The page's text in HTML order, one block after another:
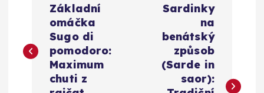
v
Základní
omáčka
Sugo di
pomodoro:
Maximum
chuti z
Sardinky
na
benátský
způsob
(Sarde in
saor):